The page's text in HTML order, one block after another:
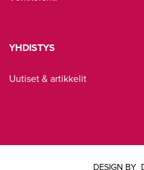
YHDISTYS
Uutiset & artikkelit
DESIGN BY